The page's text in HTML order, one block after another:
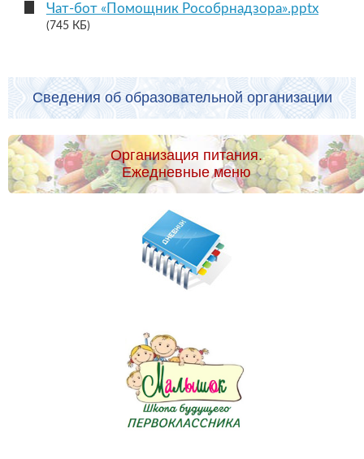
Чат-бот «Помощник Рособрнадзора».pptx
(745 КБ)
Сведения об образовательной организации
Организация питания.
Ежедневные меню